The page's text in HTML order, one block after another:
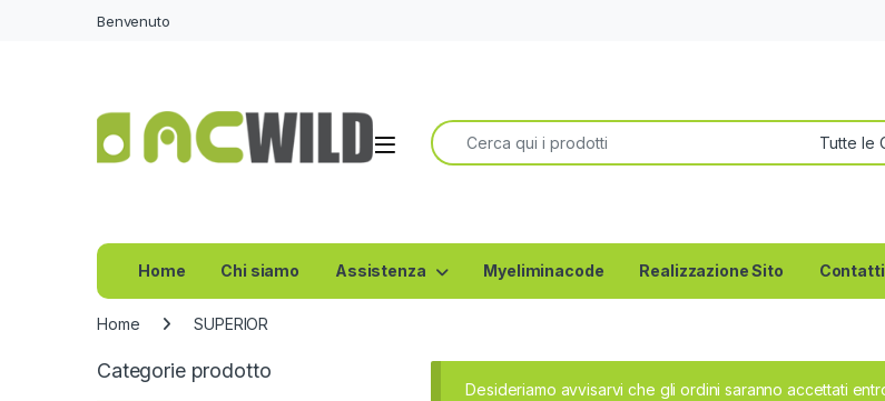
Benvenuto
Ricerca per:
Home Chi siamo Assistenza Myeliminacode Realizzazione Sito Contatti
Home SUPERIOR
Desideriamo avvisarvi che gli ordini saranno accettati
Categorie prodotto